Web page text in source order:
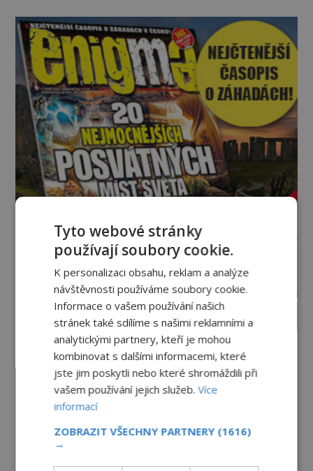
kromě syrových bobů. Příběh se rychle stává
jednou z největších záhad středověké Anglie a ani
po téměř devíti stech letech není
PROLISTOVAT ČASOPIS
Tyto webové stránky
používají soubory cookie.
K personalizaci obsahu, reklam a analýze
návštěvnosti používáme soubory cookie.
Informace o vašem používání našich
stránek také sdílíme s našimi reklamními a
analytickými partnery, kteří je mohou
kombinovat s dalšími informacemi, které
jste jim poskytli nebo které shromáždili při
vašem používání jejich služeb.Více
informací
ZOBRAZIT VŠECHNY PARTNERY (1616)
→